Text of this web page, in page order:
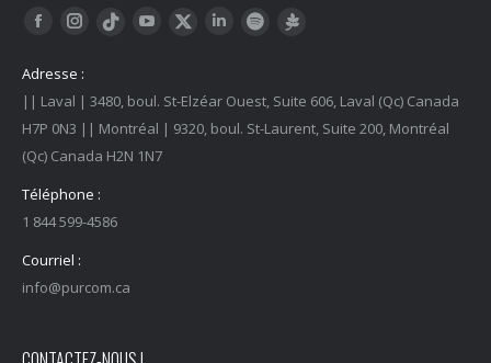
Trouvez nous sur :
FacebookInstagram
Tiktok YouTubeTwitter LinkedInSpotify
Adresse :
|| Laval | 3480, boul. St-Elzéar Ouest, Suite 606, Laval (Qc) Canada
H7P 0N3 || Montréal | 9320, boul. St-Laurent, Suite 200, Montréal
(Qc) Canada H2N 1N7
Téléphone :
1 844 599-4586
Courriel :
info@purcom.ca